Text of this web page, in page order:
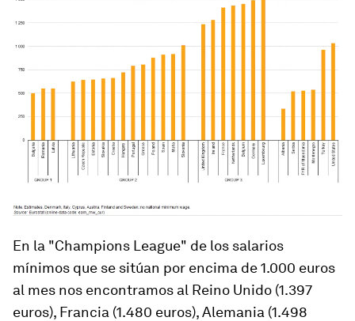
En la "Champions League" de los salarios
mínimos que se sitúan por encima de 1.000 euros
al mes nos encontramos al Reino Unido (1.397
euros), Francia (1.480 euros), Alemania (1.498